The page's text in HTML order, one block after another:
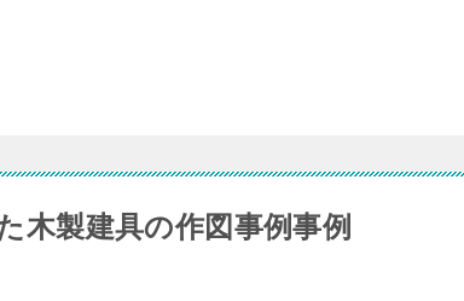
木製建具の作図事例事例